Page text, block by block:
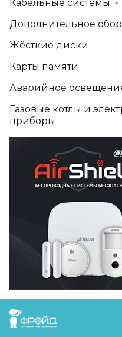
Кабельные системы
Дополнительное
Жёсткие диски
Карты памяти
Аварийное
Газовые котлы и
приборы
FreudGroup